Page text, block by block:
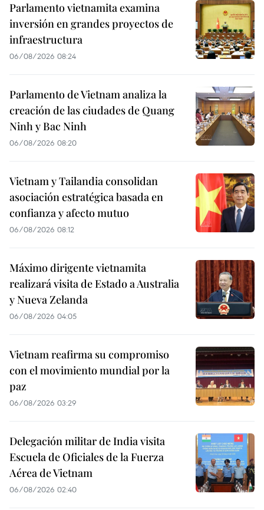
Parlamento vietnamita examina
inversión en grandes proyectos de
infraestructura
06/08/2026 08:24
Parlamento de Vietnam analiza la
creación de las ciudades de Quang
Ninh y Bac Ninh
06/08/2026 08:20
Vietnam y Tailandia consolidan
asociación estratégica basada en
confianza y afecto mutuo
06/08/2026 08:12
Máximo dirigente vietnamita
realizará visita de Estado a Australia
y Nueva Zelanda
06/08/2026 04:05
Vietnam reafirma su compromiso
con el movimiento mundial por la
paz
06/08/2026 03:29
Delegación militar de India visita
Escuela de Oficiales de la Fuerza
Aérea de Vietnam
06/08/2026 02:40